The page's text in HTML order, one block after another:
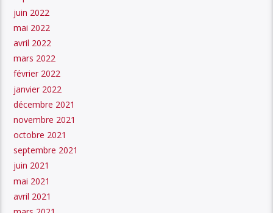
juin 2022
mai 2022
avril 2022
mars 2022
février 2022
janvier 2022
décembre 2021
novembre 2021
octobre 2021
septembre 2021
juin 2021
mai 2021
avril 2021